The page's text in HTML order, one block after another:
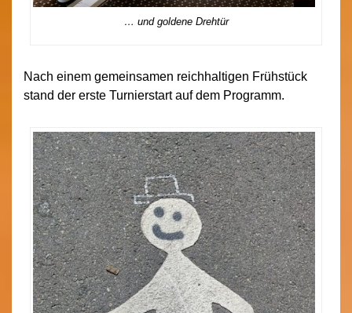
… und goldene Drehtür
Nach einem gemeinsamen reichhaltigen Frühstück
stand der erste Turnierstart auf dem Programm.